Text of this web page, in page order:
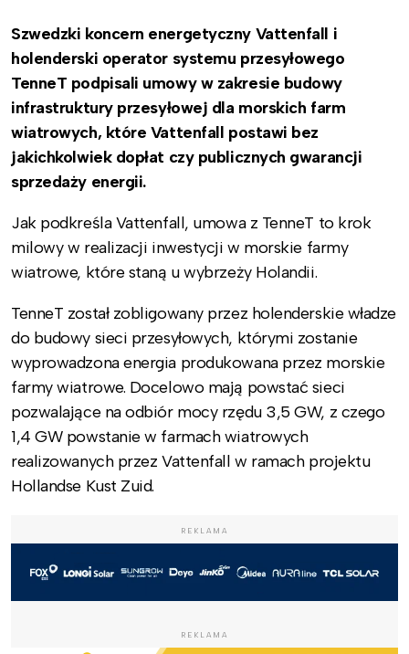
Szwedzki koncern energetyczny Vattenfall i
holenderski operator systemu przesyłowego
TenneT podpisali umowy w zakresie budowy
infrastruktury przesyłowej dla morskich farm
wiatrowych, które Vattenfall postawi bez
jakichkolwiek dopłat czy publicznych gwarancji
sprzedaży energii.
Jak podkreśla Vattenfall, umowa z TenneT to krok
milowy w realizacji inwestycji w morskie farmy
wiatrowe, które staną u wybrzeży Holandii.
TenneT został zobligowany przez holenderskie władze
do budowy sieci przesyłowych, którymi zostanie
wyprowadzona energia produkowana przez morskie
farmy wiatrowe. Docelowo mają powstać sieci
pozwalające na odbiór mocy rzędu 3,5 GW, z czego
1,4 GW powstanie w farmach wiatrowych
realizowanych przez Vattenfall w ramach projektu
Hollandse Kust Zuid.
REKLAMA
REKLAMA